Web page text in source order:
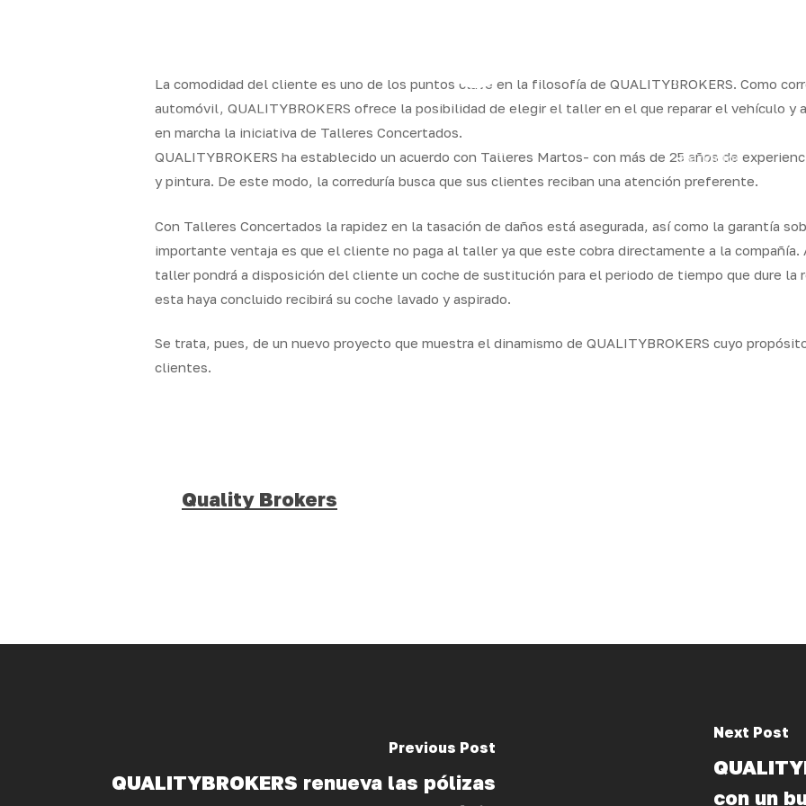
Brokers
particulares
empresas
precio
Servicios
La comodidad del cliente es uno de los puntos clave en la filosofía de QUALITYBROKERS. Como
automóvil, QUALITYBROKERS ofrece la posibilidad de elegir el taller en el que reparar el vehículo y
en marcha la iniciativa de Talleres Concertados.
QUALITYBROKERS ha establecido un acuerdo con Talleres Martos- con más de 25 años de
y pintura. De este modo, la correduría busca que sus clientes reciban una atención preferente.
Con Talleres Concertados la rapidez en la tasación de daños está asegurada, así como la garantía
importante ventaja es que el cliente no paga al taller ya que este cobra directamente a la compañía.
taller pondrá a disposición del cliente un coche de sustitución para el periodo de tiempo que dure la
esta haya concluido recibirá su coche lavado y aspirado.
Se trata, pues, de un nuevo proyecto que muestra el dinamismo de QUALITYBROKERS cuyo
clientes.
Quality Brokers
Previous Post
QUALITYBROKERS renueva las pólizas
Next Post
con un